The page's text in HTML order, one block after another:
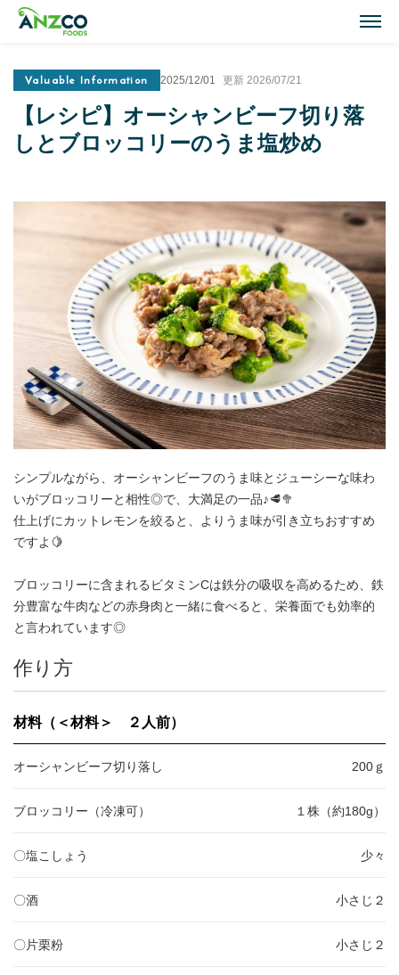
Lamb Recipes
ラム肉のおすすめレシピ
Our Products
商品紹介(ラム肉・牛肉)
Topics
トピックス
About ANZCO Foods
アンズコフーズとは
Contact Us
お問い合わせ
Materials
Valuable Information 2025/12/01 更新 2026/07/21
【レシピ】オーシャンビーフ切り落
しとブロッコリーのうま塩炒め
シンプルながら、オーシャンビーフのうま味とジューシーな味わ
いがブロッコリーと相性◎で、大満足の一品♪🥩🥦
仕上げにカットレモンを絞ると、よりうま味が引き立ちおすすめ
ですよ🍋
ブロッコリーに含まれるビタミンCは鉄分の吸収を高めるため、鉄
分豊富な牛肉などの赤身肉と一緒に食べると、栄養面でも効率的
と言われています◎
作り方
材料（＜材料＞ ２人前）
オーシャンビーフ切り落し 200ｇ
ブロッコリー（冷凍可） １株（約180g）
〇塩こしょう 少々
〇酒 小さじ２
〇片栗粉 小さじ２